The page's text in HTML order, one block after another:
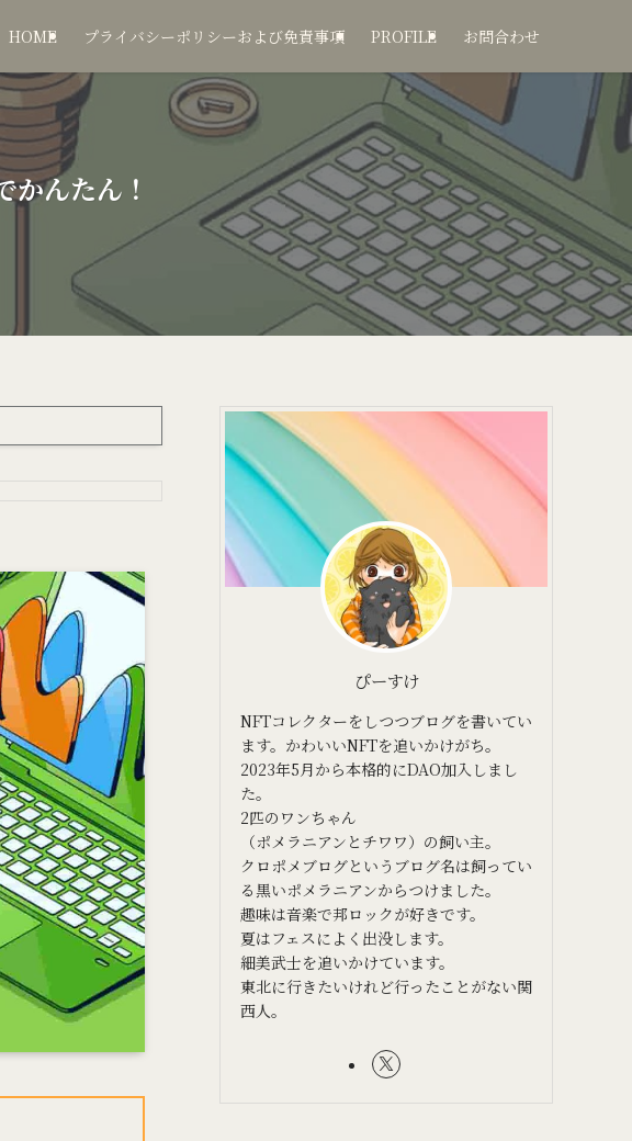
HOME プライバシーポリシーおよび免責事項 PROFILE お問合わせ
んたん！
ぴーすけ
NFTコレクターをしつつブログを書いてい
ます。かわいいNFTを追いかけがち。
2023年5月から本格的にDAO加入しまし
た。
2匹のワンちゃん
（ポメラニアンとチワワ）の飼い主。
クロポメブログというブログ名は飼ってい
る黒いポメラニアンからつけました。
趣味は音楽で邦ロックが好きです。
夏はフェスによく出没します。
細美武士を追いかけています。
東北に行きたいけれど行ったことがない関
西人。